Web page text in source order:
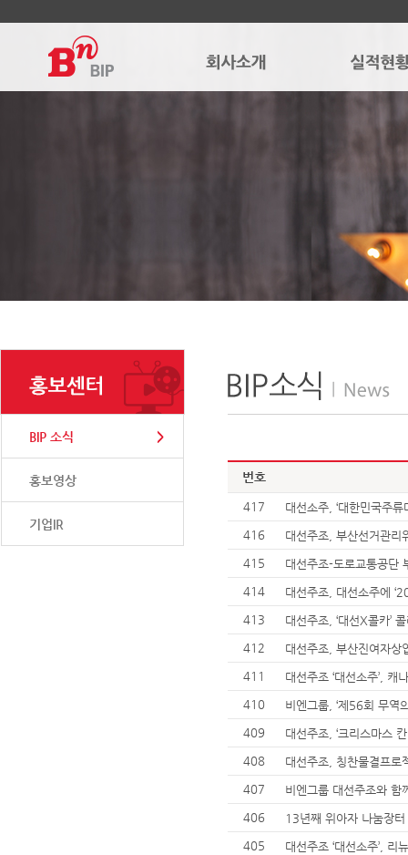
BIP 소식
홍보영상
기업IR
번호
417
대선소주, ‘대한민국주
416
대선주조, 부산선거관
415
대선주조-도로교통공단
414
대선주조, 대선소주에
413
대선주조, ‘대선X콜카’
412
대선주조, 부산진여자
411
대선주조 ‘대선소주’, 캐
410
비엔그룹, ‘제56회 무역
409
대선주조, ‘크리스마스
408
대선주조, 칭찬물결프로
407
비엔그룹 대선주조와
406
13년째 위아자 나눔장터
405
대선주조 ‘대선소주’, 리